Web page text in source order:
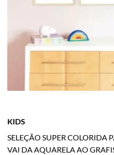
KIDS
SELEÇÃO SUPER COLORIDA
VAI DA AQUARELA AO